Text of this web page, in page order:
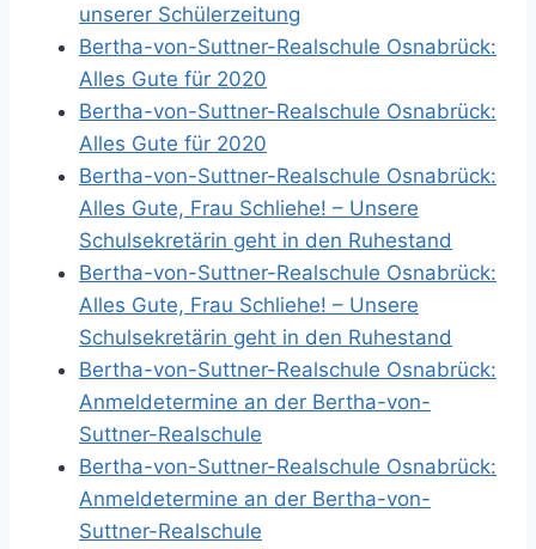
unserer Schülerzeitung
Bertha-von-Suttner-Realschule Osnabrück:
Alles Gute für 2020
Bertha-von-Suttner-Realschule Osnabrück:
Alles Gute für 2020
Bertha-von-Suttner-Realschule Osnabrück:
Alles Gute, Frau Schliehe! – Unsere
Schulsekretärin geht in den Ruhestand
Bertha-von-Suttner-Realschule Osnabrück:
Alles Gute, Frau Schliehe! – Unsere
Schulsekretärin geht in den Ruhestand
Bertha-von-Suttner-Realschule Osnabrück:
Anmeldetermine an der Bertha-von-
Suttner-Realschule
Bertha-von-Suttner-Realschule Osnabrück:
Anmeldetermine an der Bertha-von-
Suttner-Realschule